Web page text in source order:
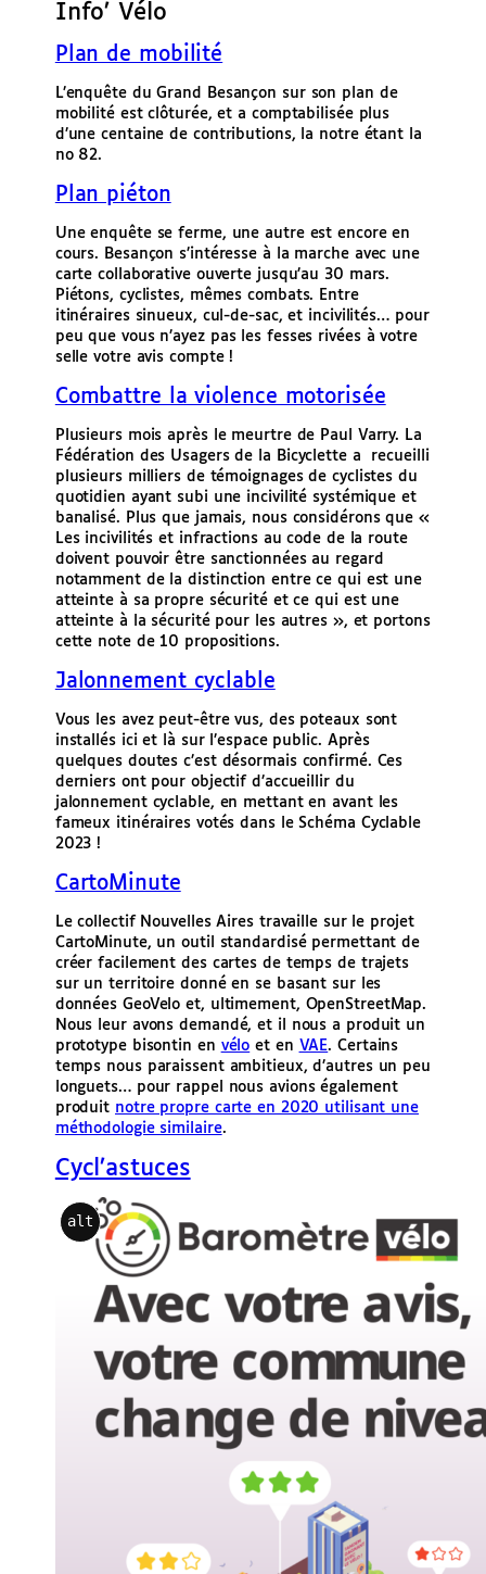
Info’ Vélo
Plan de mobilité
L’enquête du Grand Besançon sur son plan de
mobilité est clôturée, et a comptabilisée plus
d’une centaine de contributions, la notre étant la
no 82.
Plan piéton
Une enquête se ferme, une autre est encore en
cours. Besançon s’intéresse à la marche avec une
carte collaborative ouverte jusqu’au 30 mars.
Piétons, cyclistes, mêmes combats. Entre
itinéraires sinueux, cul-de-sac, et incivilités… pour
peu que vous n’ayez pas les fesses rivées à votre
selle votre avis compte !
Combattre la violence motorisée
Plusieurs mois après le meurtre de Paul Varry. La
Fédération des Usagers de la Bicyclette a recueilli
plusieurs milliers de témoignages de cyclistes du
quotidien ayant subi une incivilité systémique et
banalisé. Plus que jamais, nous considérons que «
Les incivilités et infractions au code de la route
doivent pouvoir être sanctionnées au regard
notamment de la distinction entre ce qui est une
atteinte à sa propre sécurité et ce qui est une
atteinte à la sécurité pour les autres », et portons
cette note de 10 propositions.
Jalonnement cyclable
Vous les avez peut-être vus, des poteaux sont
installés ici et là sur l’espace public. Après
quelques doutes c’est désormais confirmé. Ces
derniers ont pour objectif d’accueillir du
jalonnement cyclable, en mettant en avant les
fameux itinéraires votés dans le Schéma Cyclable
2023 !
CartoMinute
Le collectif Nouvelles Aires travaille sur le projet
CartoMinute, un outil standardisé permettant de
créer facilement des cartes de temps de trajets
sur un territoire donné en se basant sur les
données GeoVelo et, ultimement, OpenStreetMap.
Nous leur avons demandé, et il nous a produit un
prototype bisontin en vélo et en VAE. Certains
temps nous paraissent ambitieux, d’autres un peu
longuets… pour rappel nous avions également
produit notre propre carte en 2020 utilisant une
méthodologie similaire.
Cycl’astuces
alt